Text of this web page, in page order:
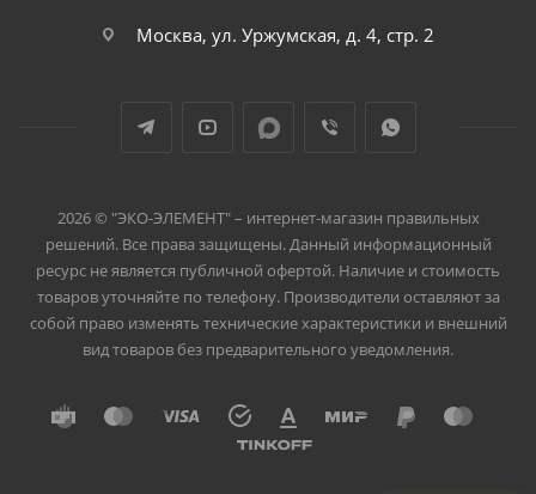
Москва, ул. Уржумская, д. 4, стр. 2
2026 © "ЭКО-ЭЛЕМЕНТ" – интернет-магазин правильных
решений. Все права защищены. Данный информационный
ресурс не является публичной офертой. Наличие и стоимость
товаров уточняйте по телефону. Производители оставляют за
собой право изменять технические характеристики и внешний
вид товаров без предварительного уведомления.